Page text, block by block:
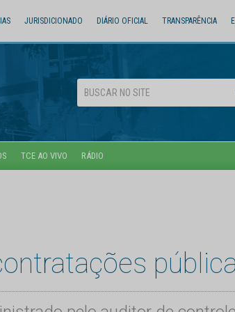
JURISDICIONADO DIÁRIO OFICIAL TRANSPARÊNCIA
TCE AO VIVO RÁDIO